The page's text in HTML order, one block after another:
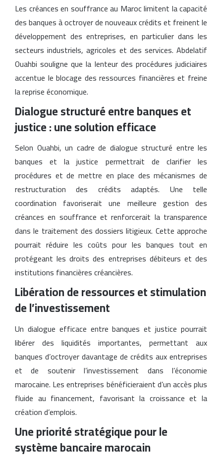
Les créances en souffrance au Maroc limitent la capacité
des banques à octroyer de nouveaux crédits et freinent le
développement des entreprises, en particulier dans les
secteurs industriels, agricoles et des services. Abdelatif
Ouahbi souligne que la lenteur des procédures judiciaires
accentue le blocage des ressources financières et freine
la reprise économique.
Dialogue structuré entre banques et
justice : une solution efficace
Selon Ouahbi, un cadre de dialogue structuré entre les
banques et la justice permettrait de clarifier les
procédures et de mettre en place des mécanismes de
restructuration des crédits adaptés. Une telle
coordination favoriserait une meilleure gestion des
créances en souffrance et renforcerait la transparence
dans le traitement des dossiers litigieux. Cette approche
pourrait réduire les coûts pour les banques tout en
protégeant les droits des entreprises débiteurs et des
institutions financières créancières.
Libération de ressources et stimulation
de l’investissement
Un dialogue efficace entre banques et justice pourrait
libérer des liquidités importantes, permettant aux
banques d’octroyer davantage de crédits aux entreprises
et de soutenir l’investissement dans l’économie
marocaine. Les entreprises bénéficieraient d’un accès plus
fluide au financement, favorisant la croissance et la
création d’emplois.
Une priorité stratégique pour le
système bancaire marocain